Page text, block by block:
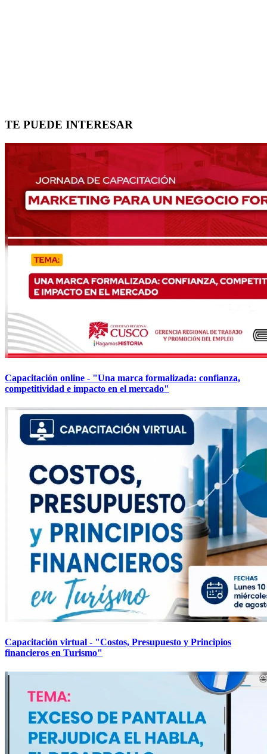
TE PUEDE INTERESAR
Capacitación online - "Una marca formalizada: confianza,
competitividad e impacto en el mercado"
Capacitación virtual - "Costos, Presupuesto y Principios
financieros en Turismo"